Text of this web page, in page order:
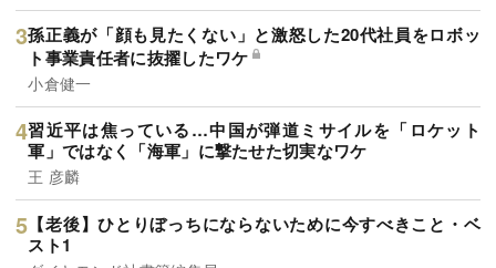
孫正義が「顔も見たくない」と激怒した20代社員をロボッ
ト事業責任者に抜擢したワケ
小倉健一
習近平は焦っている…中国が弾道ミサイルを「ロケット
軍」ではなく「海軍」に撃たせた切実なワケ
王 彦麟
【老後】ひとりぼっちにならないために今すべきこと・ベ
スト1